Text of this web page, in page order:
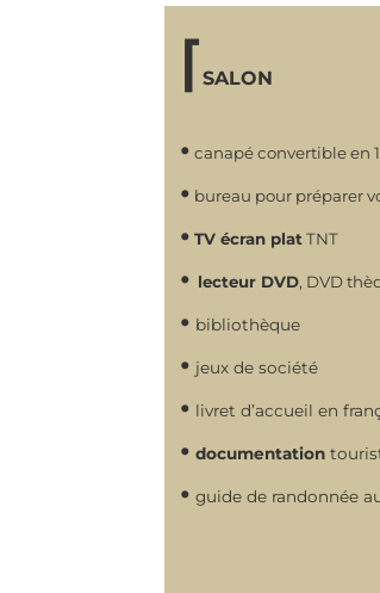
⌈SALON
• canapé convertible en
• bureau pour préparer
• TV écran platTNT
• lecteur DVD, DVD
• bibliothèque
• jeux de société
• livret d’accueil en
• documentation
• guide de randonnée